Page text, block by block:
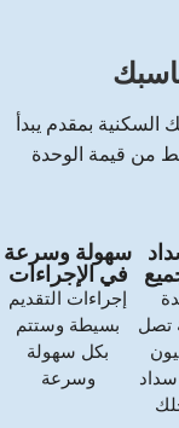
السكنية بمقدم يبدأ
تصل
مليون
سهولة وسرعة
في الإجراءات
إجراءات التقديم
بسيطة وستتم
بكل سهولة
وسرعة